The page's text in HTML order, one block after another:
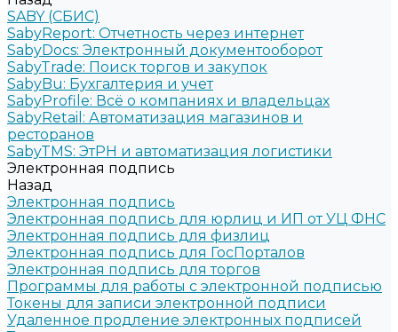
SABY (СБИС)
SabyReport: Отчетность через интернет
SabyDocs: Электронный документооборот
SabyTrade: Поиск торгов и закупок
SabyBu: Бухгалтерия и учет
SabyProfile: Всё о компаниях и владельцах
SabyRetail: Автоматизация магазинов и
ресторанов
SabyTMS: ЭтРН и автоматизация логистики
Электронная подпись
Назад
Электронная подпись
Электронная подпись для юрлиц и ИП от УЦ ФНС
Электронная подпись для физлиц
Электронная подпись для ГосПорталов
Электронная подпись для торгов
Программы для работы с электронной подписью
Токены для записи электронной подписи
Удаленное продление электронных подписей